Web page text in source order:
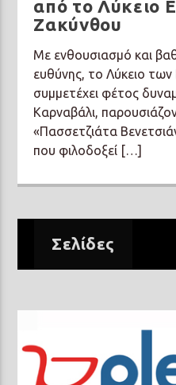
από το Λύκειο
Ζακύνθου
Με ενθουσιασμό και
ευθύνης, το Λύκειο
συμμετέχει φέτος
Καρναβάλι,
«Πασσετζιάτα
που φιλοδοξεί […]
Σελίδες